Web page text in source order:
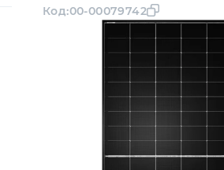
Код:00-00079742